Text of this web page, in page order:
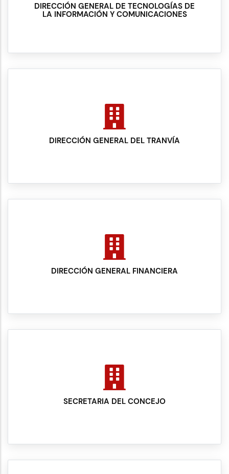
DIRECCIÓN GENERAL DE TECNOLOGÍAS DE
LA INFORMACIÓN Y COMUNICACIONES
DIRECCIÓN GENERAL DEL TRANVÍA
DIRECCIÓN GENERAL FINANCIERA
SECRETARIA DEL CONCEJO